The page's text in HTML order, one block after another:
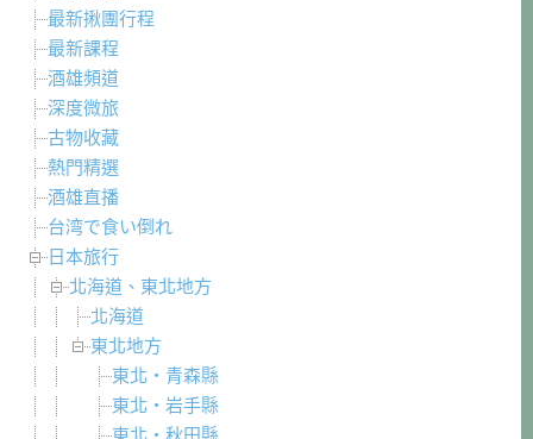
最新揪團行程
最新課程
酒雄頻道
深度微旅
古物收藏
熱門精選
酒雄直播
台湾で食い倒れ
日本旅行
北海道、東北地方
北海道
東北地方
東北・青森縣
東北・岩手縣
東北・秋田縣